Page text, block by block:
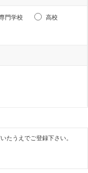
門学校
高校
たうえでご登録下さい。